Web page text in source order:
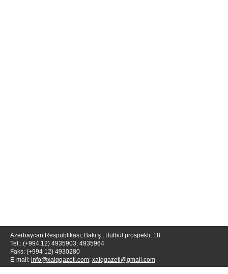
Azərbaycan Respublikası, Bakı ş., Bülbül prospekti, 18.
Tel.: (+994 12) 4935903; 4935964
Faks: (+994 12) 4930280
E-mail: info@xalqqazeti.com; xalqqazeti@gmail.com